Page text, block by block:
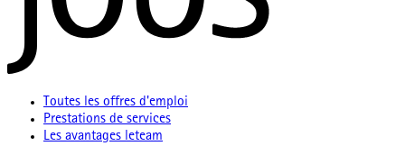
Toutes les offres d'emploi
Prestations de services
Les avantages leteam